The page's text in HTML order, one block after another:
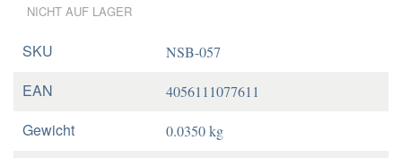
NICHT AUF LAGER
SKU NSB-057
EAN 4056111077611
Gewicht 0.0350 kg